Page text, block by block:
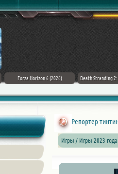
Forza Horizon 6 (2026) Death Stranding
Игры / Игры 2023